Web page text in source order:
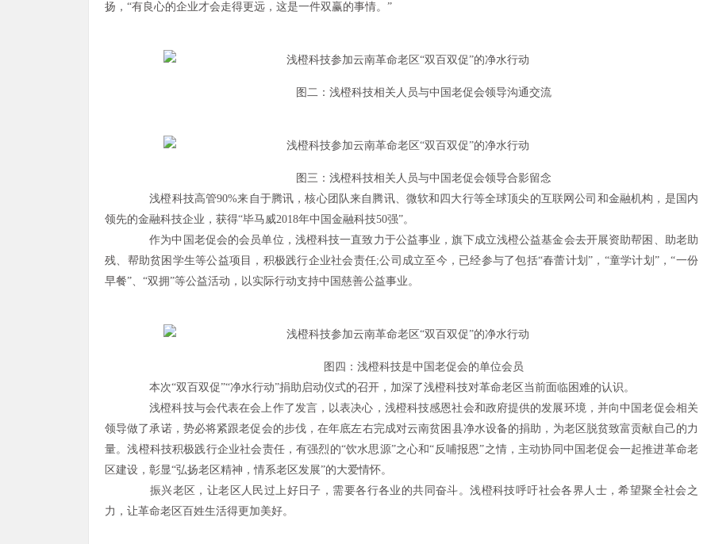
扬，“有良心的企业才会走得更远，这是一件双赢的事情。”
图二：浅橙科技相关人员与中国老促会领导沟通交流
图三：浅橙科技相关人员与中国老促会领导合影留念
浅橙科技高管90%来自于腾讯，核心团队来自腾讯、微软和四大行等全球顶尖的互联网公司和金融机构，是国内
领先的金融科技企业，获得“毕马威2018年中国金融科技50强”。
作为中国老促会的会员单位，浅橙科技一直致力于公益事业，旗下成立浅橙公益基金会去开展资助帮困、助老助
残、帮助贫困学生等公益项目，积极践行企业社会责任;公司成立至今，已经参与了包括“春蕾计划”，“童学计划”，“一份
早餐”、“双拥”等公益活动，以实际行动支持中国慈善公益事业。
图四：浅橙科技是中国老促会的单位会员
本次“双百双促”“净水行动”捐助启动仪式的召开，加深了浅橙科技对革命老区当前面临困难的认识。
浅橙科技与会代表在会上作了发言，以表决心，浅橙科技感恩社会和政府提供的发展环境，并向中国老促会相关
领导做了承诺，势必将紧跟老促会的步伐，在年底左右完成对云南贫困县净水设备的捐助，为老区脱贫致富贡献自己的力
量。浅橙科技积极践行企业社会责任，有强烈的“饮水思源”之心和“反哺报恩”之情，主动协同中国老促会一起推进革命老
区建设，彰显“弘扬老区精神，情系老区发展”的大爱情怀。
振兴老区，让老区人民过上好日子，需要各行各业的共同奋斗。浅橙科技呼吁社会各界人士，希望聚全社会之
力，让革命老区百姓生活得更加美好。